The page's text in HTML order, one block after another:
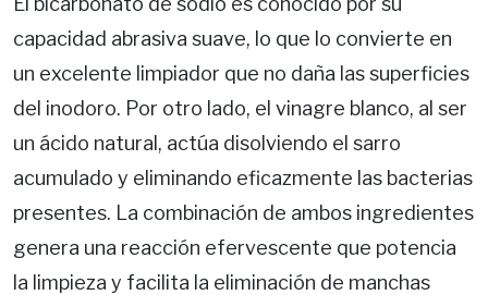
capacidad abrasiva suave, lo que lo convierte en
un excelente limpiador que no daña las superficies
del inodoro. Por otro lado, el vinagre blanco, al ser
un ácido natural, actúa disolviendo el sarro
acumulado y eliminando eficazmente las bacterias
presentes. La combinación de ambos ingredientes
genera una reacción efervescente que potencia
la limpieza y facilita la eliminación de manchas